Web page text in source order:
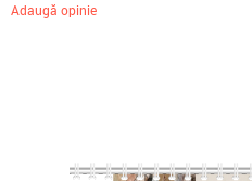
Adaugă opinie